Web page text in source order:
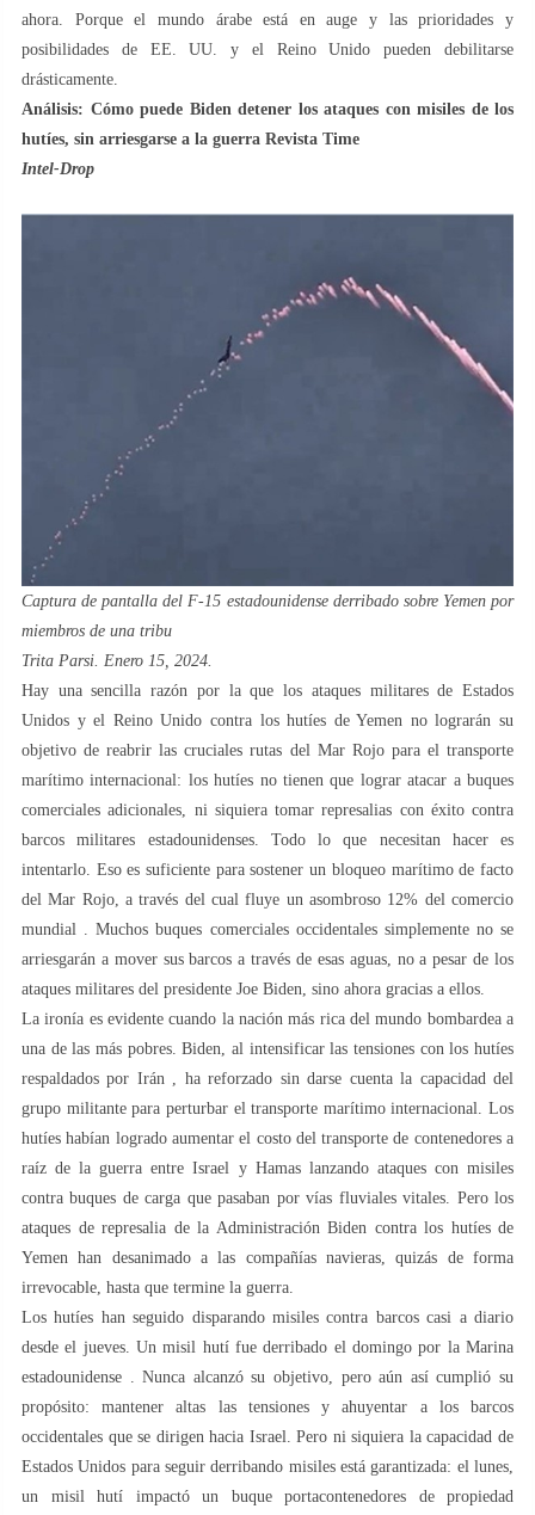
ahora. Porque el mundo árabe está en auge y las prioridades y
posibilidades de EE. UU. y el Reino Unido pueden debilitarse
drásticamente.
Análisis: Cómo puede Biden detener los ataques con misiles de los
hutíes, sin arriesgarse a la guerra Revista Time
Intel-Drop
Captura de pantalla del F-15 estadounidense derribado sobre Yemen por
miembros de una tribu
Trita Parsi. Enero 15, 2024.
Hay una sencilla razón por la que los ataques militares de Estados
Unidos y el Reino Unido contra los hutíes de Yemen no lograrán su
objetivo de reabrir las cruciales rutas del Mar Rojo para el transporte
marítimo internacional: los hutíes no tienen que lograr atacar a buques
comerciales adicionales, ni siquiera tomar represalias con éxito contra
barcos militares estadounidenses. Todo lo que necesitan hacer es
intentarlo. Eso es suficiente para sostener un bloqueo marítimo de facto
del Mar Rojo, a través del cual fluye un asombroso 12% del comercio
mundial . Muchos buques comerciales occidentales simplemente no se
arriesgarán a mover sus barcos a través de esas aguas, no a pesar de los
ataques militares del presidente Joe Biden, sino ahora gracias a ellos.
La ironía es evidente cuando la nación más rica del mundo bombardea a
una de las más pobres. Biden, al intensificar las tensiones con los hutíes
respaldados por Irán , ha reforzado sin darse cuenta la capacidad del
grupo militante para perturbar el transporte marítimo internacional. Los
hutíes habían logrado aumentar el costo del transporte de contenedores a
raíz de la guerra entre Israel y Hamas lanzando ataques con misiles
contra buques de carga que pasaban por vías fluviales vitales. Pero los
ataques de represalia de la Administración Biden contra los hutíes de
Yemen han desanimado a las compañías navieras, quizás de forma
irrevocable, hasta que termine la guerra.
Los hutíes han seguido disparando misiles contra barcos casi a diario
desde el jueves. Un misil hutí fue derribado el domingo por la Marina
estadounidense . Nunca alcanzó su objetivo, pero aún así cumplió su
propósito: mantener altas las tensiones y ahuyentar a los barcos
occidentales que se dirigen hacia Israel. Pero ni siquiera la capacidad de
Estados Unidos para seguir derribando misiles está garantizada: el lunes,
un misil hutí impactó un buque portacontenedores de propiedad